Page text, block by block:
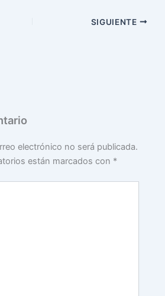
SIGUIENTE
electrónico no será publicada.
están marcados con *